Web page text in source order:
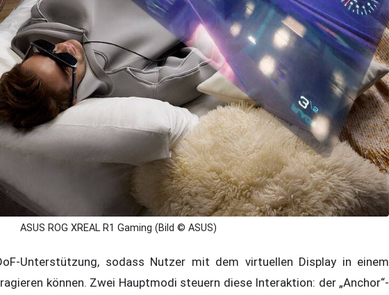
ASUS ROG XREAL R1 Gaming (Bild © ASUS)
Unterstützung, sodass Nutzer mit dem virtuellen Display in einem
können. Zwei Hauptmodi steuern diese Interaktion: der „Anchor“-